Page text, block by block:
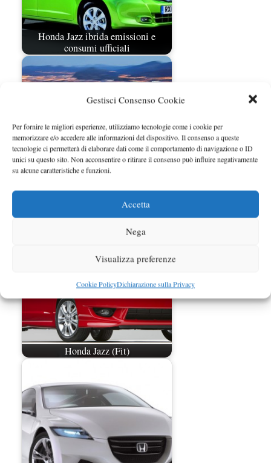
Gestisci Consenso Cookie
Per fornire le migliori esperienze, utilizziamo tecnologie come i cookie per
memorizzare e/o accedere alle informazioni del dispositivo. Il consenso a queste
tecnologie ci permetterà di elaborare dati come il comportamento di navigazione o ID
unici su questo sito. Non acconsentire o ritirare il consenso può influire negativamente
su alcune caratteristiche e funzioni.
Accetta
Nega
Visualizza preferenze
Cookie PolicyDichiarazione sulla Privacy
Honda Jazz ibrida emissioni e
consumi ufficiali
Honda Jazz Hybrid prezzi da 18.550
Honda Jazz (Fit)